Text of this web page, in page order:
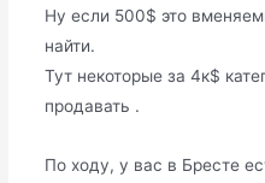
Ну если 500$ это
нaйти.
Тут некоторые за 4к$
продавать .
По ходу, у вас в Бресте